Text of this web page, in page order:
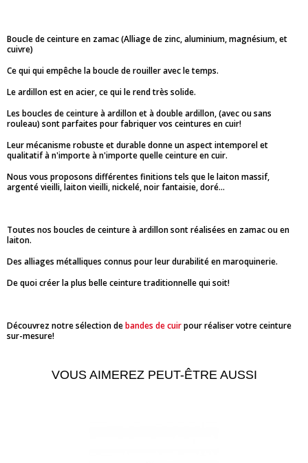
Boucle de ceinture en zamac (Alliage de zinc, aluminium, magnésium, et
cuivre)
Ce qui qui empêche la boucle de rouiller avec le temps.
Le ardillon est en acier, ce qui le rend très solide.
Les boucles de ceinture à ardillon et à double ardillon, (avec ou sans
rouleau) sont parfaites pour fabriquer vos ceintures en cuir!
Leur mécanisme robuste et durable donne un aspect intemporel et
qualitatif à n'importe à n'importe quelle ceinture en cuir.
Nous vous proposons différentes finitions tels que le laiton massif,
argenté vieilli, laiton vieilli, nickelé, noir fantaisie, doré...
Toutes nos boucles de ceinture à ardillon sont réalisées en zamac ou en
laiton.
Des alliages métalliques connus pour leur durabilité en maroquinerie.
De quoi créer la plus belle ceinture traditionnelle qui soit!
Découvrez notre sélection debandes de cuirpour réaliser votre ceinture
sur-mesure!
VOUS AIMEREZ PEUT-ÊTRE AUSSI